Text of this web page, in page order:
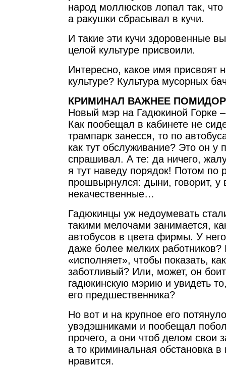
народ моллюсков лопал так,
а ракушки сбрасывал в кучи.
И такие эти кучи здоровенные
целой культуре присвоили.
Интересно, какое имя присвоят
культуре? Культура мусорных
КРИМИНАЛ ВАЖНЕЕ
Новый мэр на Гадюкиной Горке
Как пообещал в кабинете не
трампарк занесся, то по
как тут обслуживание? Это он у
спрашивал. А те: да ничего,
я тут наведу порядок! Потом по
прошвырнулся: дыни, говорит, у
некачественные…
Гадюкинцы уж недоумевать
такими мелочами занимается,
автобусов в цвета фирмы. У
даже более мелких работников?
«исполняет», чтобы показать,
заботливый? Или, может, он
гадюкинскую мэрию и увидеть
его предшественника?
Но вот и на крупное его
увэдэшниками и пообещал
прочего, а они чтоб делом свои
а то криминальная обстановка в
нравится.